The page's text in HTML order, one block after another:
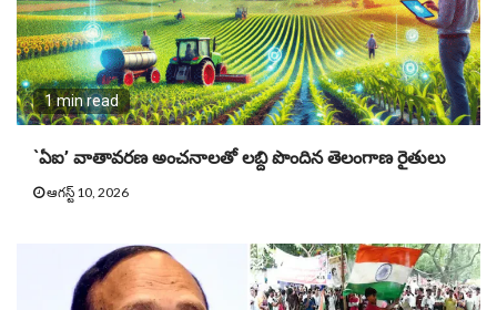
1 min read
`ఏఐ’ వాతావరణ అంచనాలతో లబ్ది పొందిన తెలంగాణ రైతులు
ఆగస్ట్ 10, 2026